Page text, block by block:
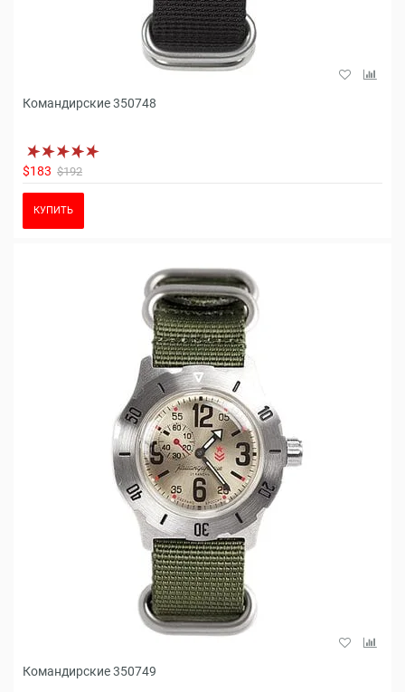
Командирские 350748
$183 $192
КУПИТЬ
Командирские 350749